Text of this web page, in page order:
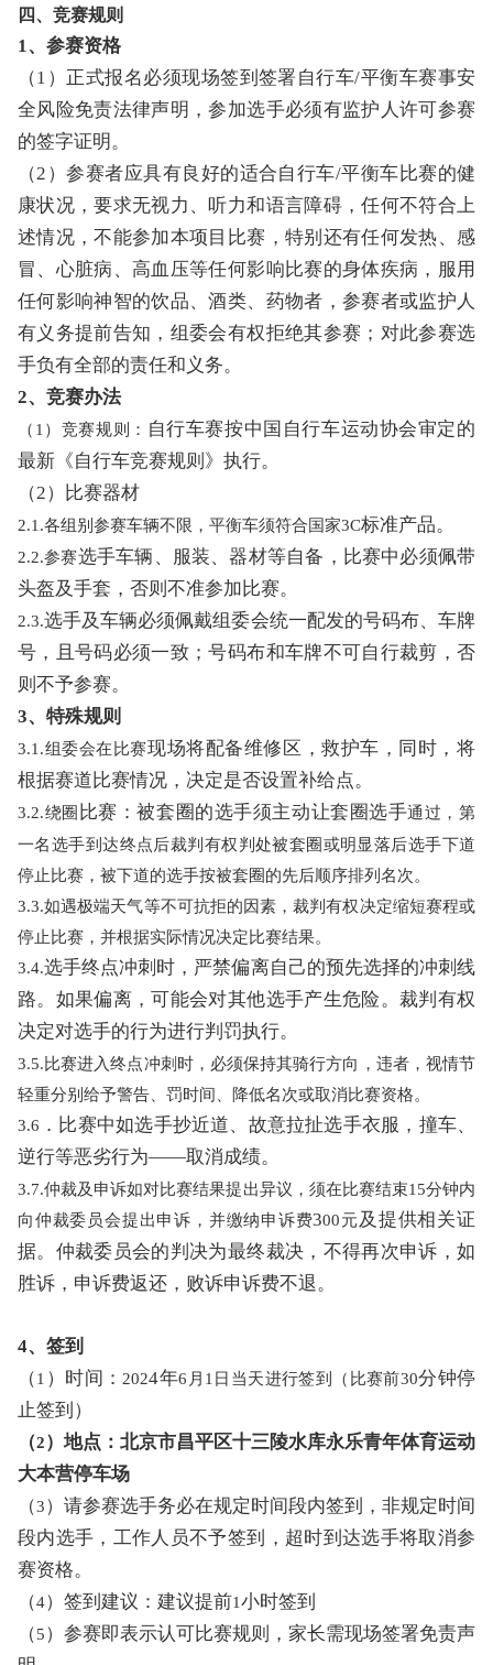
四、竞赛规则
1、 参赛资格
（1 ）正式报名必须现场签到 签署自行车/平衡车赛事安
全风险免责法律声明，参加选手必须有监护人许可参赛
的签字证明。
（2 ）参赛者应具有良好的适合自行车/平衡车比赛的健
康状况，要求无视力、听力和语言障碍，任何不符合上
述情况，不能参加本项目比赛，特别还有任何发热、感
冒、心脏病、高血压等任何影响比赛的身体疾病，服用
任何影响神智的饮品、酒类、药物者， 参赛者或监护人
有义务提前告知， 组委会有权拒绝其参赛；对此参赛选
手负有全部的责任和义务。
2、 竞赛办法
（ 1）竞赛规则： 自行车赛按中国自行车运动协会审定的
最新《自行车竞赛规则》执行。
（2）比赛器材
2.1.各组别参赛车辆不限，平衡车须符合国家3C标准产品。
2.2.参赛选手车辆、服装、器材等自备 ， 比赛中必须佩带
头盔及手套 ，否则不准参加比赛。
2.3.选手及车辆必须佩戴组委会统一配发的号码布、车牌
号，且号码必须一致；号码布和车牌不可自行裁剪，否
则不予参赛。
3、特殊规则
3.1.组委会在比赛现场将配备维修 区 ，救护车，同时，将
根据赛道比赛情况，决定是否设置补给点。
3.2.绕圈 比赛 ：被套圈的选手须主动让套圈选手通过，第
一名选手到达终点后裁判有权判处被套圈或明显落后选手下道
停止比赛，被下道的选手按被套圈的先后顺序排列名次。
3.3.如遇极端天气等不可抗拒的因素，裁判有权决定缩短赛程或
停止比赛，并根据实际情况决定比赛结果。
3.4.选手终点冲刺时，严禁偏离自己的预先选择的冲刺线
路。如果偏离，可能会对其他选手产生危险。裁判有权
决定对选手的行为进行判罚执行。
3.5.比赛进入终点冲刺时，必须保持其骑行方向，违者，视情节
轻重分别给予警告、罚时间、降低名次或取消比赛资格。
3.6 ．比赛中如选手抄近道、故意拉扯选手衣服，撞车、
逆行等恶劣行为——取消成绩。
3.7.仲裁及申诉如对比赛结果提出异议，须在比赛结束15分钟内
向仲裁委员会提出申诉，并缴纳申诉费300元及提供相关证
据。仲裁委员会的判决为最终裁决，不得再次申诉，如
胜诉，申诉费返还，败诉申诉费不退。
4、签到
（1 ） 时间： 2024年6 月 1日当天进行签到（比赛前30分钟停
止签到）
（2）地点：北京市昌平区十三陵水库永乐青年体育运动
大本营停车场
（3）请参赛选手务必在规定时间段内签到，非规定时间
段内选手，工作人员不予签到，超时到达选手将取消参
赛资格。
（4）签到建议：建议提前1小时签到
（5）参赛即表示认可比赛规则，家长需现场签署免责声